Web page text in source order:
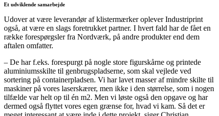
Et udviklende samarbejde
Udover at være leverandør af klistermærker oplever Industriprint
også, at være en slags foretrukket partner. I hvert fald har de fået en
række forespørgsler fra Nordværk, på andre produkter end dem
aftalen omfatter.
– De har f.eks. forespurgt på nogle store figurskårne og printede
aluminiumsskilte til genbrugspladserne, som skal vejlede ved
sortering på containerpladsen. Vi har lavet masser af mindre skilte til
maskiner på vores laserskærer, men ikke i den størrelse, som i nogen
tilfælde var helt op til én m2. Men vi løste også den opgave og har
dermed også flyttet vores egen grænse for, hvad vi kam. Så det er